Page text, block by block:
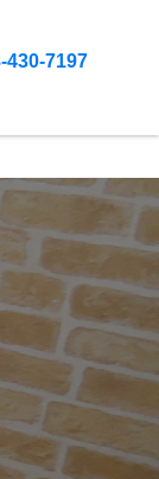
430-7197